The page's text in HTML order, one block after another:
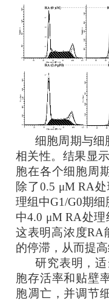
细胞周期与细
相关性。结果显
胞在各个细胞周
除了0.5 μM RA
理组中G1/G0期
中4.0 μM RA处理
这表明高浓度RA
的停滞，从而提
研究表明，
胞存活率和贴壁
胞凋亡，并调节